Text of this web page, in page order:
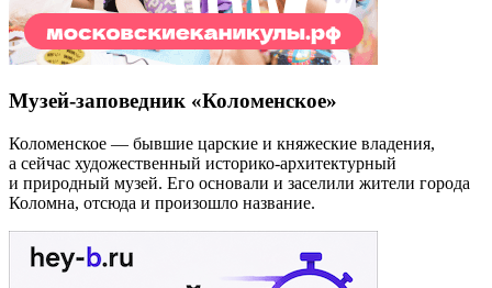
Музей-заповедник «Коломенское»
Коломенское — бывшие царские и княжеские владения,
а сейчас художественный историко-архитектурный
и природный музей. Его основали и заселили жители города
Коломна, отсюда и произошло название.